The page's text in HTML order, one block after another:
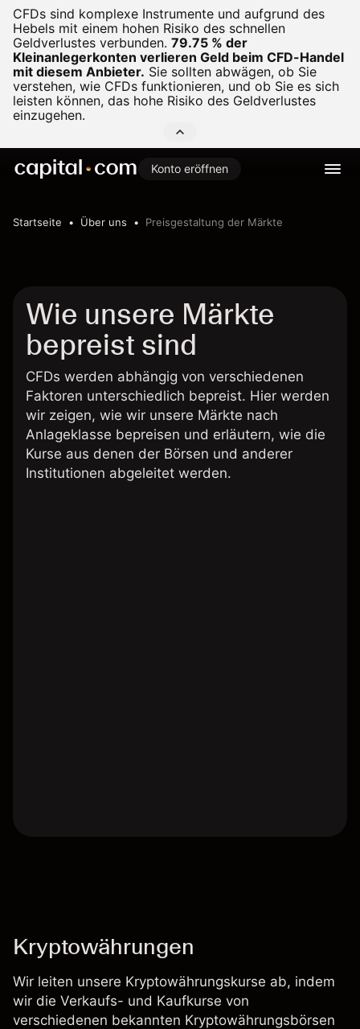
CFDs sind komplexe Instrumente und aufgrund des
Hebels mit einem hohen Risiko des schnellen
Geldverlustes verbunden. 79.75 % der
Kleinanlegerkonten verlieren Geld beim CFD-Handel
mit diesem Anbieter. Sie sollten abwägen, ob Sie
verstehen, wie CFDs funktionieren, und ob Sie es sich
leisten können, das hohe Risiko des Geldverlustes
einzugehen.
Konto eröffnen
Startseite Über uns Preisgestaltung der Märkte
Wie unsere Märkte
bepreist sind
CFDs werden abhängig von verschiedenen
Faktoren unterschiedlich bepreist. Hier werden
wir zeigen, wie wir unsere Märkte nach
Anlageklasse bepreisen und erläutern, wie die
Kurse aus denen der Börsen und anderer
Institutionen abgeleitet werden.
Kryptowährungen
Wir leiten unsere Kryptowährungskurse ab, indem
wir die Verkaufs- und Kaufkurse von
verschiedenen bekannten Kryptowährungsbörsen